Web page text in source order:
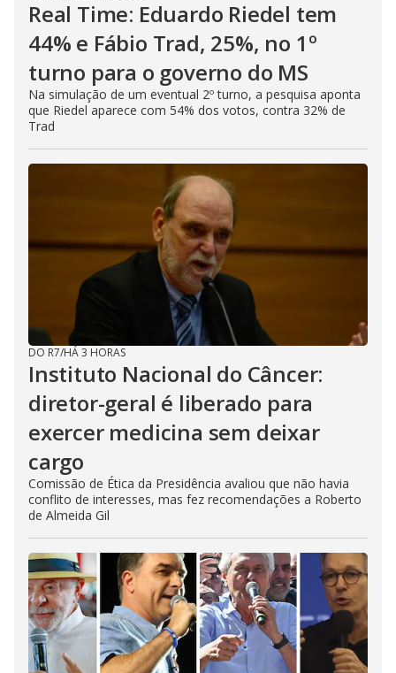
Real Time: Eduardo Riedel tem
44% e Fábio Trad, 25%, no 1º
turno para o governo do MS
Na simulação de um eventual 2º turno, a pesquisa aponta
que Riedel aparece com 54% dos votos, contra 32% de
Trad
DO R7/HÁ 3 HORAS
Instituto Nacional do Câncer:
diretor-geral é liberado para
exercer medicina sem deixar
cargo
Comissão de Ética da Presidência avaliou que não havia
conflito de interesses, mas fez recomendações a Roberto
de Almeida Gil